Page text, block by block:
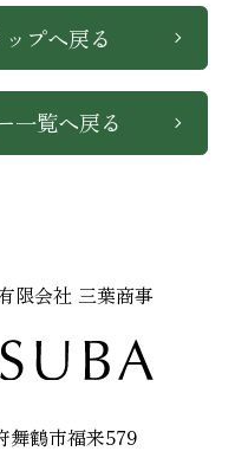
プへ戻る
一覧へ戻る
限会社 三葉商事
舞鶴市福来579